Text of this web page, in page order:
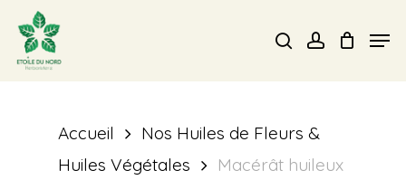
main
searchaccount
Accueil
Nos Huiles de Fleurs &
Huiles Végétales
Macérât huileux